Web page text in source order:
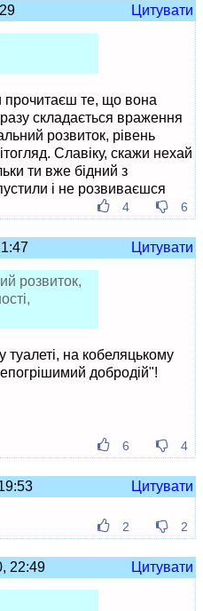
Цитувати
те, що вона
складається враження
розвиток, рівень
Славіку, скажи нехай
ти вже бідний з
і не розвиваєшся
4 6
Цитувати
розвиток,
на кобеляцькому
добродій"!
6 4
Цитувати
2 2
22:49 Цитувати